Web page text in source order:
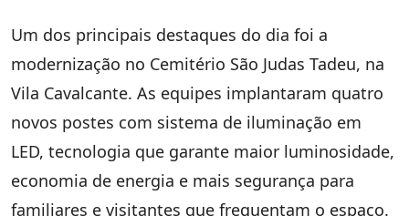
Um dos principais destaques do dia foi a
modernização no Cemitério São Judas Tadeu, na
Vila Cavalcante. As equipes implantaram quatro
novos postes com sistema de iluminação em
LED, tecnologia que garante maior luminosidade,
economia de energia e mais segurança para
familiares e visitantes que frequentam o espaço.